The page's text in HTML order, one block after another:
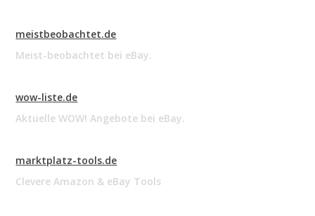
meistbeobachtet.de
Meist-beobachtet bei eBay.
wow-liste.de
Aktuelle WOW! Angebote bei eBay.
marktplatz-tools.de
Clevere Amazon & eBay Tools